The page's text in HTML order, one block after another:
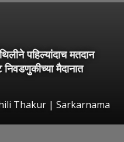
पहिल्यांदाच मतदान
मैदानात
Thakur | Sarkarnama